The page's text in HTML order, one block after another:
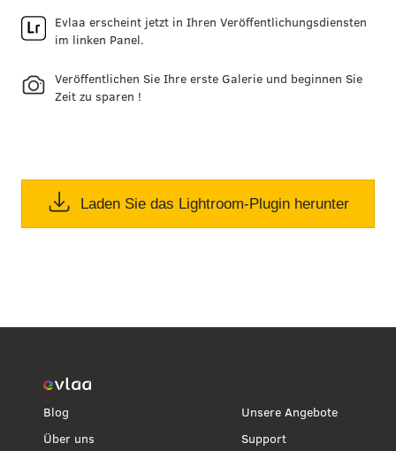
Evlaa erscheint jetzt in Ihren Veröffentlichungsdiensten
im linken Panel.
Veröffentlichen Sie Ihre erste Galerie und beginnen Sie
Zeit zu sparen !
Laden Sie das Lightroom-Plugin herunter
Blog
Über uns
Unsere Angebote
Support